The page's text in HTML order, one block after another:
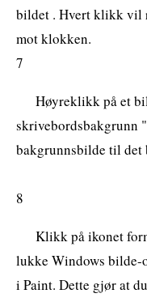
bildet . Hvert klikk vil
mot klokken.
7
Høyreklikk på et
skrivebordsbakgrunn
bakgrunnsbilde til det
8
Klikk på ikonet
lukke Windows bilde-
i Paint. Dette gjør at